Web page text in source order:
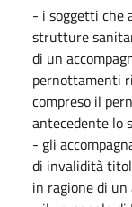
- i soggetti che
strutture
di un
pernottamenti
compreso il
antecedente lo
- gli
di invalidità
in ragione di un